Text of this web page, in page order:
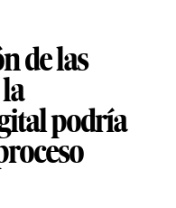
de las
podría